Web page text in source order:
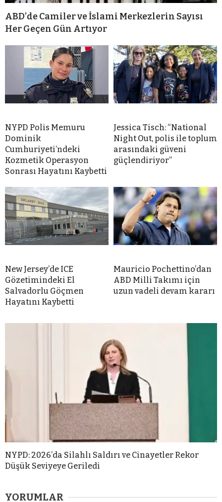
ABD’de Camiler ve İslami Merkezlerin Sayısı
Her Geçen Gün Artıyor
NYPD Polis Memuru
Dominik
Cumhuriyeti’ndeki
Kozmetik Operasyon
Sonrası Hayatını Kaybetti
Jessica Tisch: “National
Night Out, polis ile toplum
arasındaki güveni
güçlendiriyor”
New Jersey’de ICE
Gözetimindeki El
Salvadorlu Göçmen
Hayatını Kaybetti
Mauricio Pochettino’dan
ABD Milli Takımı için
uzun vadeli devam kararı
NYPD: 2026’da Silahlı Saldırı ve Cinayetler Rekor
Düşük Seviyeye Geriledi
YORUMLAR